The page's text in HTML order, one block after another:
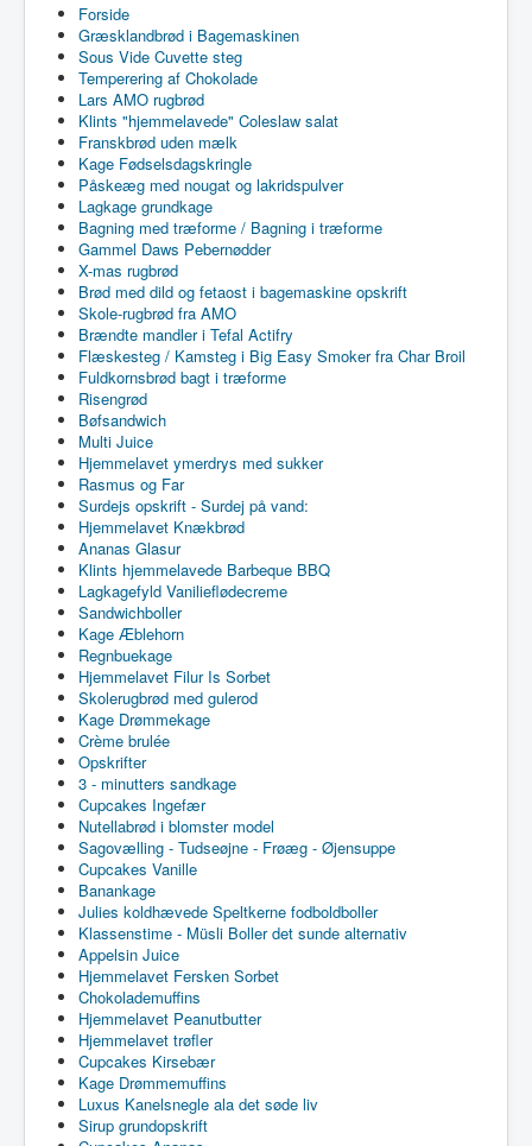
Forside
Græsklandbrød i Bagemaskinen
Sous Vide Cuvette steg
Temperering af Chokolade
Lars AMO rugbrød
Klints "hjemmelavede" Coleslaw salat
Franskbrød uden mælk
Kage Fødselsdagskringle
Påskeæg med nougat og lakridspulver
Lagkage grundkage
Bagning med træforme / Bagning i træforme
Gammel Daws Pebernødder
X-mas rugbrød
Brød med dild og fetaost i bagemaskine opskrift
Skole-rugbrød fra AMO
Brændte mandler i Tefal Actifry
Flæskesteg / Kamsteg i Big Easy Smoker fra Char Broil
Fuldkornsbrød bagt i træforme
Risengrød
Bøfsandwich
Multi Juice
Hjemmelavet ymerdrys med sukker
Rasmus og Far
Surdejs opskrift - Surdej på vand:
Hjemmelavet Knækbrød
Ananas Glasur
Klints hjemmelavede Barbeque BBQ
Lagkagefyld Vanilieflødecreme
Sandwichboller
Kage Æblehorn
Regnbuekage
Hjemmelavet Filur Is Sorbet
Skolerugbrød med gulerod
Kage Drømmekage
Crème brulée
Opskrifter
3 - minutters sandkage
Cupcakes Ingefær
Nutellabrød i blomster model
Sagovælling - Tudseøjne - Frøæg - Øjensuppe
Cupcakes Vanille
Banankage
Julies koldhævede Speltkerne fodboldboller
Klassenstime - Müsli Boller det sunde alternativ
Appelsin Juice
Hjemmelavet Fersken Sorbet
Chokolademuffins
Hjemmelavet Peanutbutter
Hjemmelavet trøfler
Cupcakes Kirsebær
Kage Drømmemuffins
Luxus Kanelsnegle ala det søde liv
Sirup grundopskrift